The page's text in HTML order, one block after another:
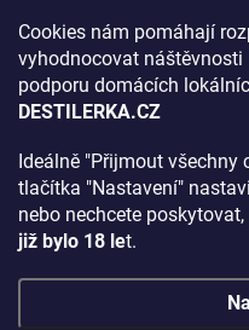
Cookies nám pomáhají
vyhodnocovat náštěvnosti
podporu domácích
DESTILERKA.CZ
Ideálně "Přijmout všechny
tlačítka "Nastavení"
nebo nechcete
již bylo 18 let.
Rozhovor s DESTILERKA.CZ v
Jak vybrat dárek na Vánoce
Archiv